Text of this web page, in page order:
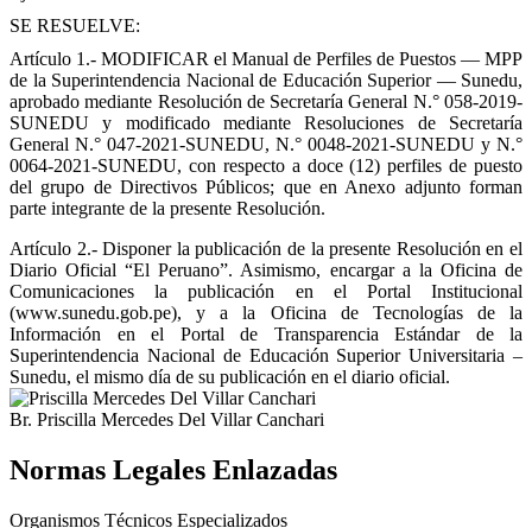
SE RESUELVE:
Artículo 1.- MODIFICAR el Manual de Perfiles de Puestos — MPP
de la Superintendencia Nacional de Educación Superior — Sunedu,
aprobado mediante Resolución de Secretaría General N.° 058-2019-
SUNEDU y modificado mediante Resoluciones de Secretaría
General N.° 047-2021-SUNEDU, N.° 0048-2021-SUNEDU y N.°
0064-2021-SUNEDU, con respecto a doce (12) perfiles de puesto
del grupo de Directivos Públicos; que en Anexo adjunto forman
parte integrante de la presente Resolución.
Artículo 2.-Disponer la publicación de la presente Resolución en el
Diario Oficial “El Peruano”. Asimismo, encargar a la Oficina de
Comunicaciones la publicación en el Portal Institucional
(www.sunedu.gob.pe), y a la Oficina de Tecnologías de la
Información en el Portal de Transparencia Estándar de la
Superintendencia Nacional de Educación Superior Universitaria –
Sunedu, el mismo día de su publicación en el diario oficial.
Br. Priscilla Mercedes Del Villar Canchari
Normas Legales Enlazadas
Organismos Técnicos Especializados